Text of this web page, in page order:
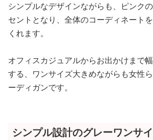
シンプルなデザインながらも、ピンク
セントとなり、全体のコーディネート
くれます。
オフィスカジュアルからお出かけまで
する、ワンサイズ大きめながらも女性
ーディガンです。
シンプル設計のグレーワンサ